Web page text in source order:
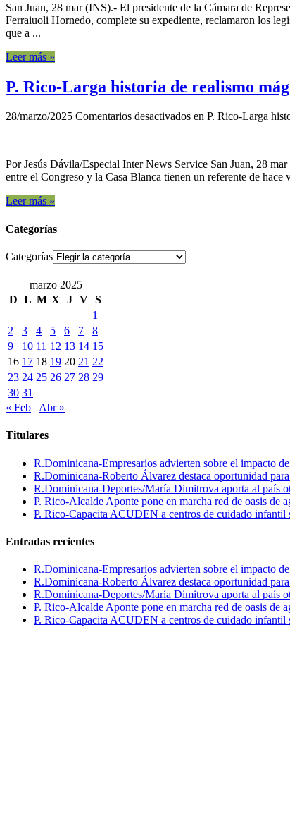
San Juan, 28 mar (INS).- El presidente de la Cámara de
Ferraiuoli Hornedo, complete su expediente, reclamaron los
que a ...
Leer más »
P. Rico-Larga historia de realismo
28/marzo/2025 Comentarios desactivados en P. Rico-Larga
Por Jesús Dávila/Especial Inter News Service San Juan, 28
entre el Congreso y la Casa Blanca tienen un referente de
Leer más »
Categorías
Categorías
marzo 2025
D L M X J V S
1
2
3 4 5 6 7
8
9
10 11 12 13 14 15
16 17 18 19 20 21 22
23 24 25 26 27 28 29
30 31
« Feb
Abr »
Titulares
R.Dominicana-Empresarios advierten sobre el impacto
R.Dominicana-Roberto Álvarez destaca oportunidad
R.Dominicana-Deportes/María Dimitrova aporta al país
P. Rico-Alcalde Aponte pone en marcha red de oasis de
P. Rico-Capacita ACUDEN a centros de cuidado
Entradas recientes
R.Dominicana-Empresarios advierten sobre el impacto
R.Dominicana-Roberto Álvarez destaca oportunidad
R.Dominicana-Deportes/María Dimitrova aporta al país
P. Rico-Alcalde Aponte pone en marcha red de oasis de
P. Rico-Capacita ACUDEN a centros de cuidado